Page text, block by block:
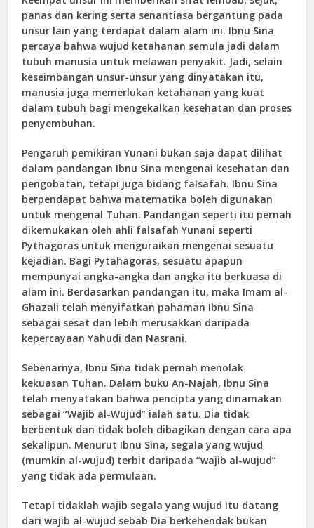
panas dan kering serta senantiasa bergantung pada
unsur lain yang terdapat dalam alam ini. Ibnu Sina
percaya bahwa wujud ketahanan semula jadi dalam
tubuh manusia untuk melawan penyakit. Jadi, selain
keseimbangan unsur-unsur yang dinyatakan itu,
manusia juga memerlukan ketahanan yang kuat
dalam tubuh bagi mengekalkan kesehatan dan proses
penyembuhan.
Pengaruh pemikiran Yunani bukan saja dapat dilihat
dalam pandangan Ibnu Sina mengenai kesehatan dan
pengobatan, tetapi juga bidang falsafah. Ibnu Sina
berpendapat bahwa matematika boleh digunakan
untuk mengenal Tuhan. Pandangan seperti itu pernah
dikemukakan oleh ahli falsafah Yunani seperti
Pythagoras untuk menguraikan mengenai sesuatu
kejadian. Bagi Pytahagoras, sesuatu apapun
mempunyai angka-angka dan angka itu berkuasa di
alam ini. Berdasarkan pandangan itu, maka Imam al-
Ghazali telah menyifatkan pahaman Ibnu Sina
sebagai sesat dan lebih merusakkan daripada
kepercayaan Yahudi dan Nasrani.
Sebenarnya, Ibnu Sina tidak pernah menolak
kekuasan Tuhan. Dalam buku An-Najah, Ibnu Sina
telah menyatakan bahwa pencipta yang dinamakan
sebagai “Wajib al-Wujud” ialah satu. Dia tidak
berbentuk dan tidak boleh dibagikan dengan cara apa
sekalipun. Menurut Ibnu Sina, segala yang wujud
(mumkin al-wujud) terbit daripada “wajib al-wujud”
yang tidak ada permulaan.
Tetapi tidaklah wajib segala yang wujud itu datang
dari wajib al-wujud sebab Dia berkehendak bukan